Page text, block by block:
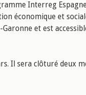
Interreg
économique et
et est
Il sera clôturé deux